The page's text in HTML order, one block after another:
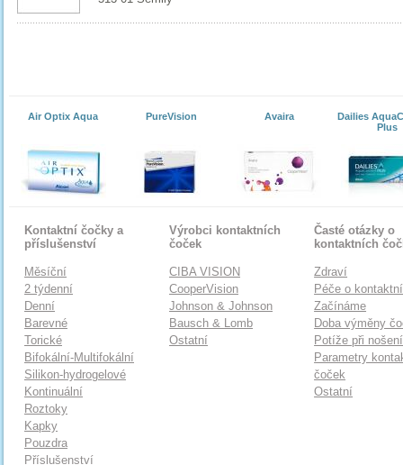
Air Optix Aqua PureVision Avaira
Dailies
Plus
Kontaktní čočky a
příslušenství
Měsíční
2 týdenní
Denní
Barevné
Torické
Bifokální-Multifokální
Silikon-hydrogelové
Kontinuální
Roztoky
Kapky
Pouzdra
Příslušenství
Výrobci kontaktních
čoček
CIBA VISION
CooperVision
Johnson & Johnson
Bausch & Lomb
Ostatní
Časté otázky o
kontaktních
Zdraví
Péče o
Začínáme
Doba výměny
Potíže při
Parametry
čoček
Ostatní